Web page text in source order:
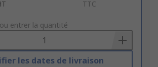
TTC
entrer la quantité
les dates de livraison